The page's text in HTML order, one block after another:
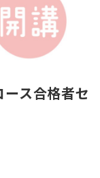
ース合格者セ